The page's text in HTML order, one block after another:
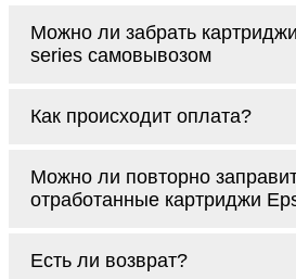
Можно ли забрать
series самовывозом
доставим заказ и сделаем
Мы гарантируем цельность
доставляем Вам картриджи
series
Как происходит оплата?
наличными курьеру при
Можно ли повторно
отработанные картриджи
процесс проще, в случае с
Есть ли возврат?